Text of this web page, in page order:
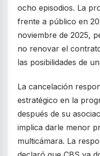
ocho episodios. La
frente a público en
noviembre de 2025,
no renovar el
las posibilidades de
La cancelación
estratégico en la
después de su
implica darle menor
multicámara. La